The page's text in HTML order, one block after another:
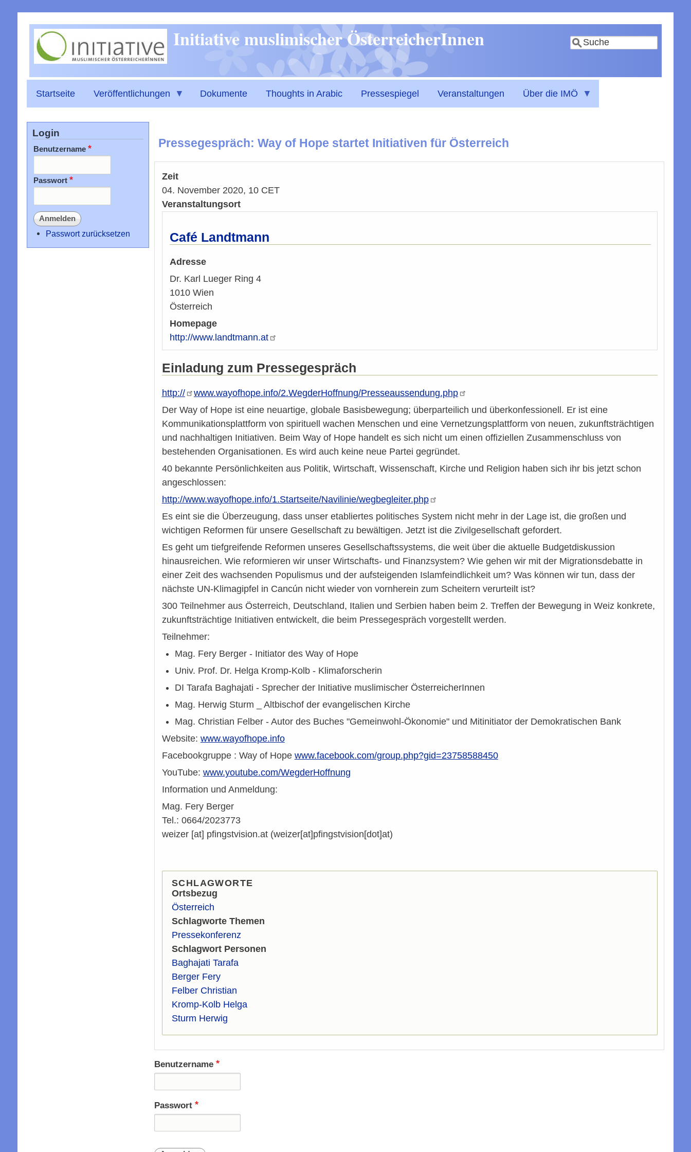
zum
Inhalt
Suche
Initiative muslimischer ÖsterreicherInnen
Startseite Veröffentlichungen Dokumente Thoughts in Arabic Pressespiegel Veranstaltungen Über die IMÖ
Pressegespräch: Way of Hope startet Initiativen für Österreich
Zeit
04. November 2020, 10 CET
Veranstaltungsort
Café Landtmann
Adresse
Dr. Karl Lueger Ring 4
1010 Wien
Österreich
Homepage
http://www.landtmann.at
Einladung zum Pressegespräch
http://
www.wayofhope.info/2.WegderHoffnung/Presseaussendung.php
Der Way of Hope ist eine neuartige, globale Basisbewegung; überparteilich und überkonfessionell. Er ist eine
Kommunikationsplattform von spirituell wachen Menschen und eine Vernetzungsplattform von neuen, zukunftsträchtigen
und nachhaltigen Initiativen. Beim Way of Hope handelt es sich nicht um einen offiziellen Zusammenschluss von
bestehenden Organisationen. Es wird auch keine neue Partei gegründet.
40 bekannte Persönlichkeiten aus Politik, Wirtschaft, Wissenschaft, Kirche und Religion haben sich ihr bis jetzt schon
angeschlossen:
http://www.wayofhope.info/1.Startseite/Navilinie/wegbegleiter.php
Es eint sie die Überzeugung, dass unser etabliertes politisches System nicht mehr in der Lage ist, die großen und
wichtigen Reformen für unsere Gesellschaft zu bewältigen. Jetzt ist die Zivilgesellschaft gefordert.
Es geht um tiefgreifende Reformen unseres Gesellschaftssystems, die weit über die aktuelle Budgetdiskussion
hinausreichen. Wie reformieren wir unser Wirtschafts- und Finanzsystem? Wie gehen wir mit der Migrationsdebatte in
einer Zeit des wachsenden Populismus und der aufsteigenden Islamfeindlichkeit um? Was können wir tun, dass der
nächste UN-Klimagipfel in Cancún nicht wieder von vornherein zum Scheitern verurteilt ist?
300 Teilnehmer aus Österreich, Deutschland, Italien und Serbien haben beim 2. Treffen der Bewegung in Weiz konkrete,
zukunftsträchtige Initiativen entwickelt, die beim Pressegespräch vorgestellt werden.
Teilnehmer:
Mag. Fery Berger - Initiator des Way of Hope
Univ. Prof. Dr. Helga Kromp-Kolb - Klimaforscherin
DI Tarafa Baghajati - Sprecher der Initiative muslimischer ÖsterreicherInnen
Mag. Herwig Sturm _ Altbischof der evangelischen Kirche
Mag. Christian Felber - Autor des Buches "Gemeinwohl-Ökonomie" und Mitinitiator der Demokratischen Bank
Website: www.wayofhope.info
Facebookgruppe : Way of Hope www.facebook.com/group.php?gid=23758588450
YouTube: www.youtube.com/WegderHoffnung
Information und Anmeldung:
Mag. Fery Berger
Tel.: 0664/2023773
weizer[at] pfingstvision.at(weizer[at]pfingstvision[dot]at)
SCHLAGWORTE
Ortsbezug
Österreich
Schlagworte Themen
Pressekonferenz
Schlagwort Personen
Baghajati Tarafa
Berger Fery
Felber Christian
Kromp-Kolb Helga
Sturm Herwig
Benutzername
Passwort
Login
Benutzername
Passwort
Passwort zurücksetzen